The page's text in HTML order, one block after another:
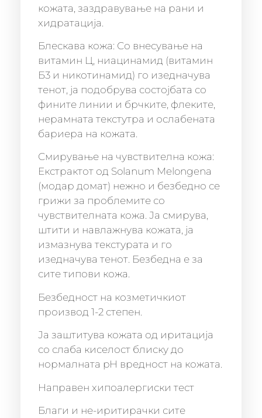
кожата, заздравување на рани и
хидратација.
Блескава кожа: Со внесување на
витамин Ц, ниацинамид (витамин
Б3 и никотинамид) го изедначува
тенот, ја подобрува состојбата со
фините линии и брчките, флеките,
нерамната текстутра и ослабената
бариера на кожата.
Смирување на чувствителна кожа:
Екстрактот од Solanum Melongena
(модар домат) нежно и безбедно се
грижи за проблемите со
чувствителната кожа. Ја смирува,
штити и навлажнува кожата, ја
измазнува текстурата и го
изедначува тенот. Безбедна е за
сите типови кожа.
Безбедност на козметичкиот
производ 1-2 степен.
Ја заштитува кожата од иритација
со слаба киселост блиску до
нормалната pH вредност на кожата.
Направен хипоалергиски тест
Благи и не-иритирачки сите